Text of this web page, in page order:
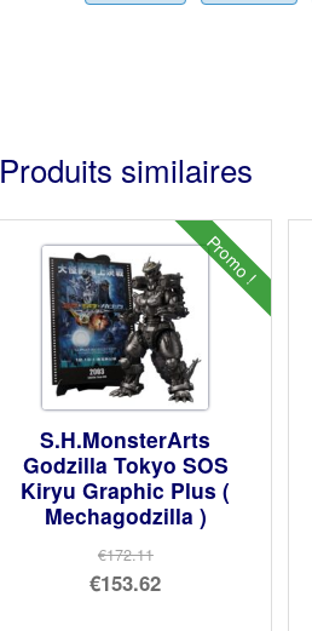
Produits similaires
Promo !
S.H.MonsterArts
Godzilla Tokyo SOS
Kiryu Graphic Plus (
Mechagodzilla )
€172.11
Le
€153.62